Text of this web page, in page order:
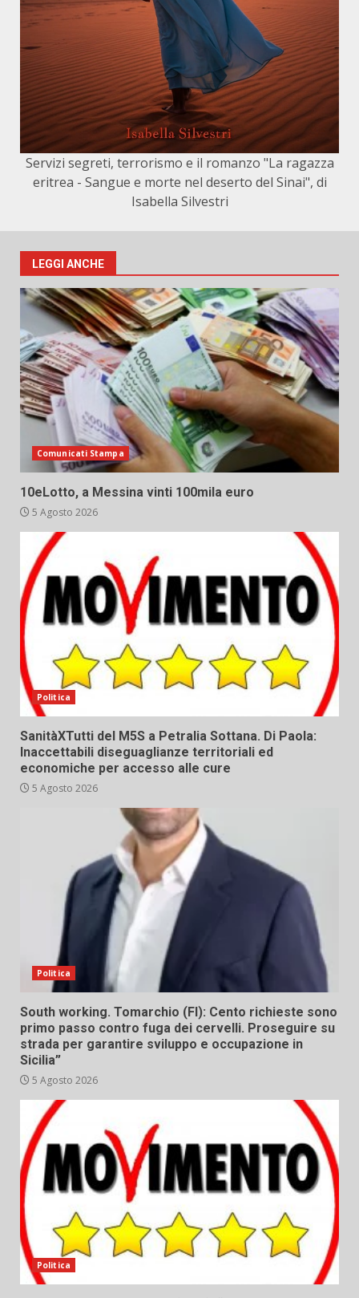
Servizi segreti, terrorismo e il romanzo "La ragazza
eritrea - Sangue e morte nel deserto del Sinai", di
Isabella Silvestri
LEGGI ANCHE
Comunicati Stampa
10eLotto, a Messina vinti 100mila euro
5 Agosto 2026
Politica
SanitàXTutti del M5S a Petralia Sottana. Di Paola:
Inaccettabili diseguaglianze territoriali ed
economiche per accesso alle cure
5 Agosto 2026
Politica
South working. Tomarchio (FI): Cento richieste sono
primo passo contro fuga dei cervelli. Proseguire su
strada per garantire sviluppo e occupazione in
Sicilia”
5 Agosto 2026
Politica